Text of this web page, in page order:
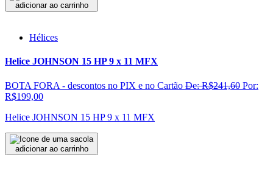
adicionar ao carrinho
Hélices
Helice JOHNSON 15 HP 9 x 11 MFX
BOTA FORA - descontos no PIX e no Cartão De: R$241,60 Por:
R$199,00
Helice JOHNSON 15 HP 9 x 11 MFX
adicionar ao carrinho